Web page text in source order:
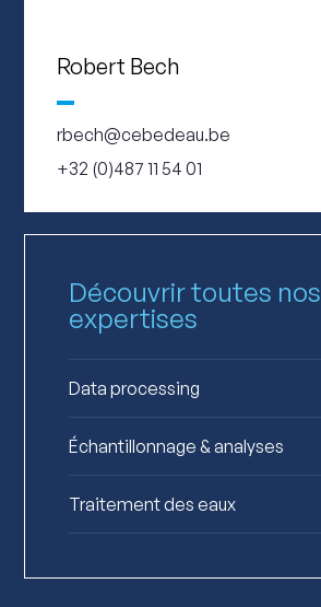
Robert Bech
rbech@cebedeau.be
+32 (0)487 11 54 01
Découvrir toutes nos
expertises
Data processing
Échantillonnage & analyses
Traitement des eaux